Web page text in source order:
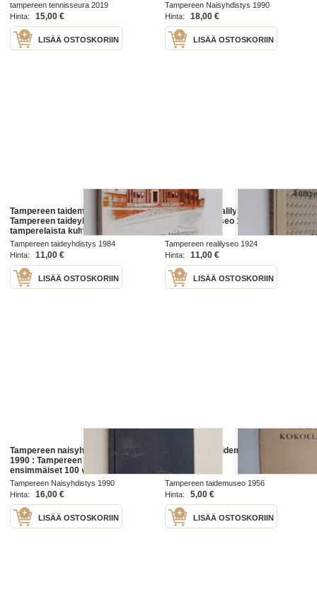
1979-2019
tampereen tennisseura 2019
Hinta:
15,00 €
LISÄÄ OSTOSKORIIN
Tampereen Naisyhdistys 1990
Hinta:
18,00 €
LISÄÄ OSTOSKORIIN
Tampereen taidemuseo 50 vuotta :
Tampereen taideyhdistys ry ja
tamperelaista kulttuurielämää
Tampereen taideyhdistys 1984
Hinta:
11,00 €
LISÄÄ OSTOSKORIIN
Tampereen realilyseo ja
Tampereen lyseo 1884-1924
Tampereen realilyseo 1924
Hinta:
11,00 €
LISÄÄ OSTOSKORIIN
Tampereen naisyhdistys 1890-
1990 : Tampereen Naisyhdistys ry
ensimmäiset 100 vuotta
Tampereen Naisyhdistys 1990
Hinta:
16,00 €
LISÄÄ OSTOSKORIIN
Tampereen Taidemuseon
Tampereen taidemuseo 1956
Hinta:
5,00 €
LISÄÄ OSTOSKORIIN